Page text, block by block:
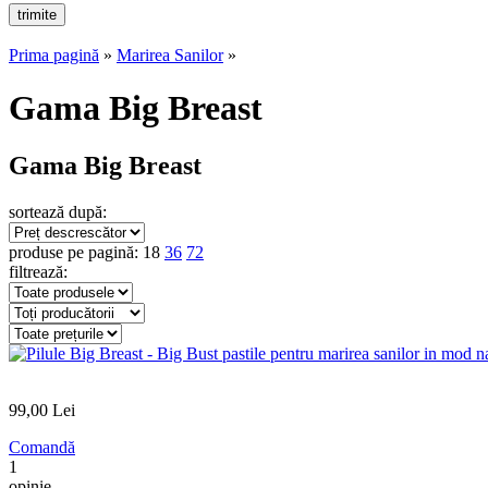
Prima pagină » Marirea Sanilor»
Gama Big Breast
Gama Big Breast
sortează după:
produse pe pagină: 18 36 72
filtrează:
99,00 Lei
Comandă
1